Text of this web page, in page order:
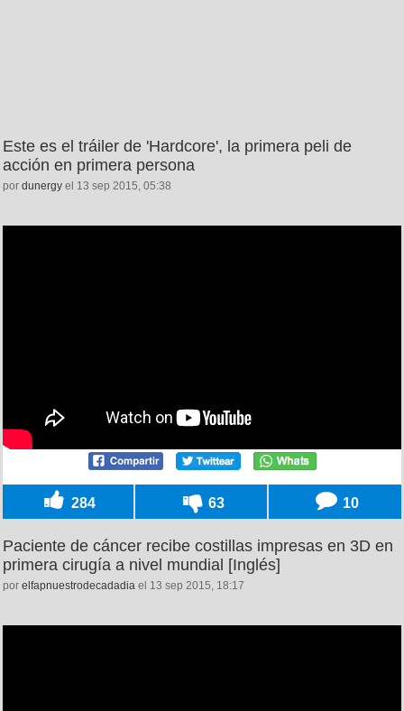
Este es el tráiler de 'Hardcore', la primera peli de
acción en primera persona
por dunergy el 13 sep 2015, 05:38
284 63 10
Paciente de cáncer recibe costillas impresas en 3D en
primera cirugía a nivel mundial [Inglés]
por elfapnuestrodecadadia el 13 sep 2015, 18:17